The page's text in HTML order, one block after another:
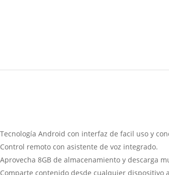
Tecnología Android con interfaz de facil uso y
Control remoto con asistente de voz integrado.
Aprovecha 8GB de almacenamiento y descarga
Comparte contenido desde cualquier dispositivo